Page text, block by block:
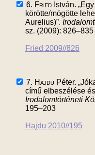
6. Fried István.
körötte/mögötte
Aurelius)”.
sz. (2009): 826–835
Fried 2009//826
7. Hajdu Péter.
című elbeszélése
Irodalomtörténeti
195–203
Hajdu 2010//195